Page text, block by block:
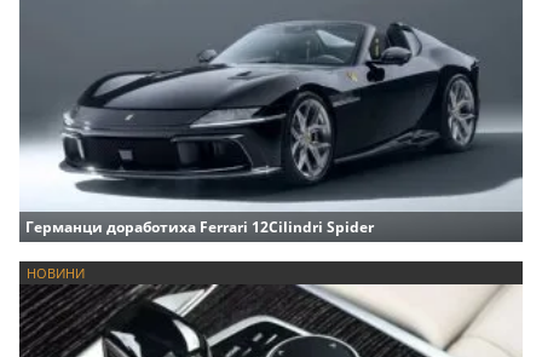
Германци доработиха Ferrari 12Cilindri Spider
НОВИНИ